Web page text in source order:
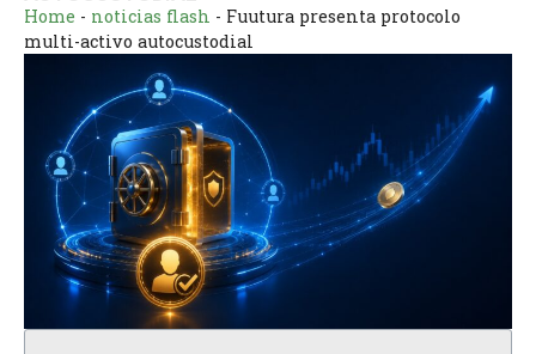
Home - noticias flash - Fuutura presenta protocolo
multi-activo autocustodial